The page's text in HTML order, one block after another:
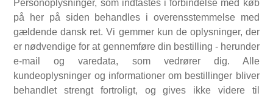
Personoplysninger, som indtastes i forbindelse med køb
på her på siden behandles i overensstemmelse med
gældende dansk ret. Vi gemmer kun de oplysninger, der
er nødvendige for at gennemføre din bestilling - herunder
e-mail og varedata, som vedrører dig. Alle
kundeoplysninger og informationer om bestillinger bliver
behandlet strengt fortroligt, og gives ikke videre til